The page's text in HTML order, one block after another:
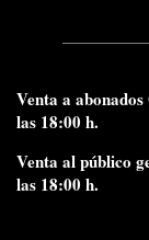
Venta a
las 18:00 h.
Venta al público
las 18:00 h.